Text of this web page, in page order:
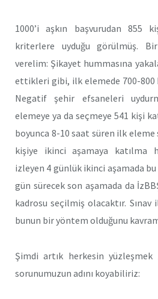
1000’i aşkın başvurudan 855
kriterlere uyduğu görülmüş.
verelim: Şikayet hummasına
ettikleri gibi, ilk elemede 700-800
Negatif şehir efsaneleri
elemeye ya da seçmeye 541 kişi
boyunca 8-10 saat süren ilk eleme
kişiye ikinci aşamaya katılma
izleyen 4 günlük ikinci aşamada bu
gün sürecek son aşamada da
kadrosu seçilmiş olacaktır. Sınav
bunun bir yöntem olduğunu
Şimdi artık herkesin
sorunumuzun adını koyabiliriz: